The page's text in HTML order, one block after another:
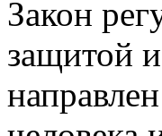
Закон
защитой